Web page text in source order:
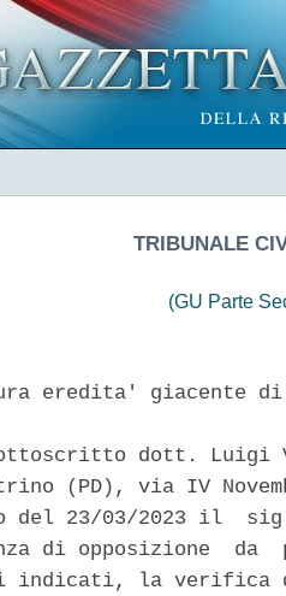
TRIBUNALE
(GU Parte
eredita' giacente
dott. Luigi
(PD), via IV
del 23/03/2023 il
di opposizione
indicati, la verifica